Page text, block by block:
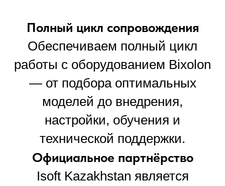
Полный цикл сопровождения
Обеспечиваем полный цикл
работы с оборудованием Bixolon
— от подбора оптимальных
моделей до внедрения,
настройки, обучения и
технической поддержки.
Официальное партнёрство
Isoft Kazakhstan является